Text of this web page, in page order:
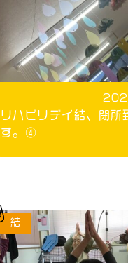
リハビリデイ結、閉所
す。④
結